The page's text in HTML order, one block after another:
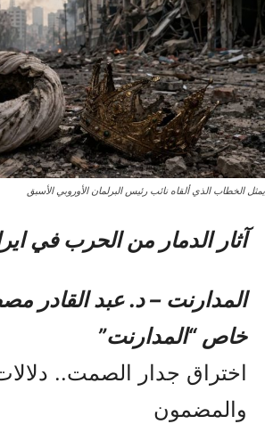
يمثل الخطاب الذي ألقاه نائب رئيس البرلمان الأوروبي الأسبق
آثار الدمار من الحرب في
المدارنت – د. عبد القادر
خاص “المدارنت”
اختراق جدار الصمت..
والمضمون